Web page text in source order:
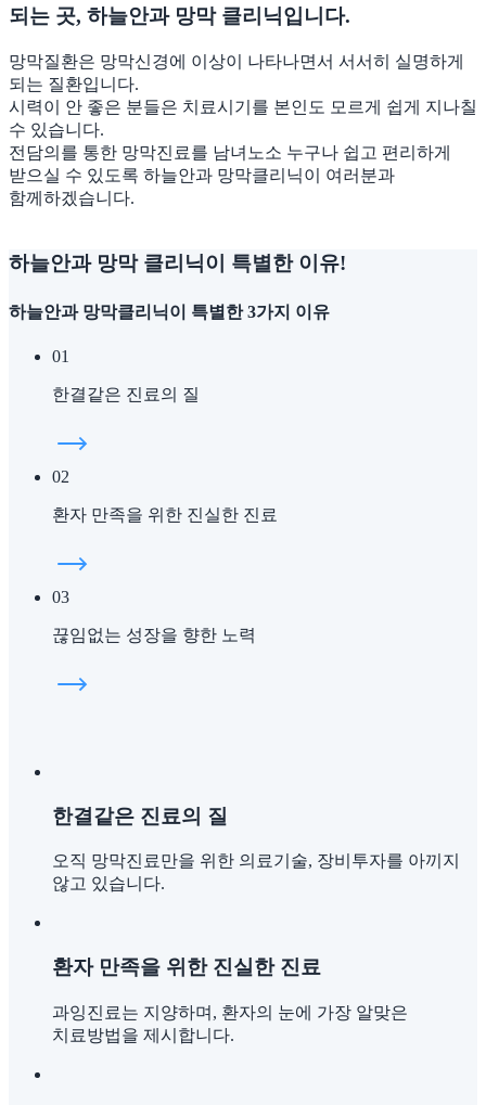
되는 곳, 하늘안과 망막 클리닉입니다.
망막질환은 망막신경에 이상이 나타나면서 서서히 실명하게
되는 질환입니다.
시력이 안 좋은 분들은 치료시기를 본인도 모르게 쉽게 지나칠
수 있습니다.
전담의를 통한 망막진료를 남녀노소 누구나 쉽고 편리하게
받으실 수 있도록 하늘안과 망막클리닉이 여러분과
함께하겠습니다.
하늘안과 망막 클리닉이 특별한 이유!
하늘안과 망막클리닉이 특별한 3가지 이유
01
한결같은 진료의 질
02
환자 만족을 위한 진실한 진료
03
끊임없는 성장을 향한 노력
한결같은 진료의 질
오직 망막진료만을 위한 의료기술, 장비투자를 아끼지
않고 있습니다.
환자 만족을 위한 진실한 진료
과잉진료는 지양하며, 환자의 눈에 가장 알맞은
치료방법을 제시합니다.